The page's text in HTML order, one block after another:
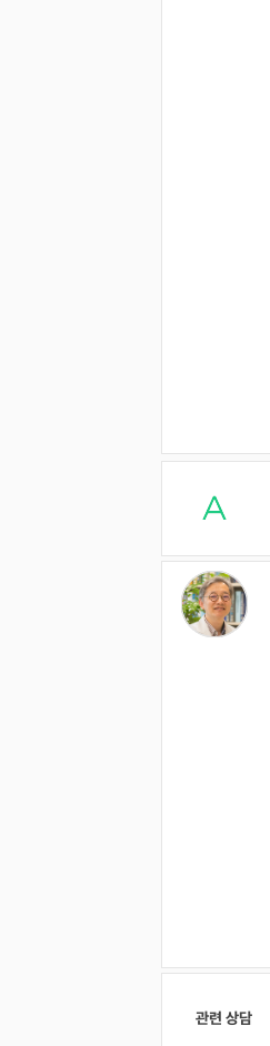
관련 상담